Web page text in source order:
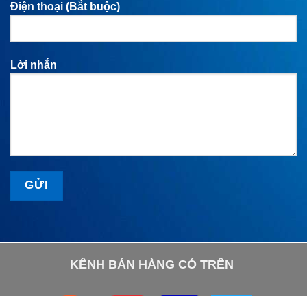
Điện thoại (Bắt buộc)
Lời nhắn
KÊNH BÁN HÀNG CÓ TRÊN